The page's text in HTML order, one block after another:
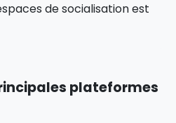
de socialisation est
plateformes